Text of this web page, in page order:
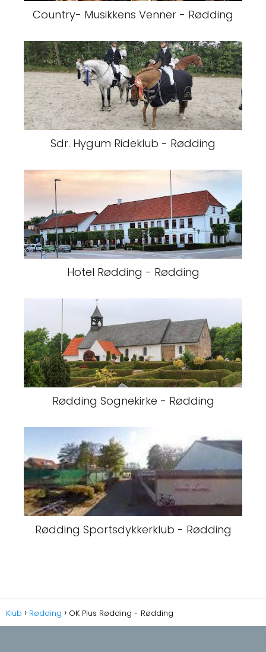
Country- Musikkens Venner - Rødding
Sdr. Hygum Rideklub - Rødding
Hotel Rødding - Rødding
Rødding Sognekirke - Rødding
Rødding Sportsdykkerklub - Rødding
Klub Rødding OK Plus Rødding - Rødding